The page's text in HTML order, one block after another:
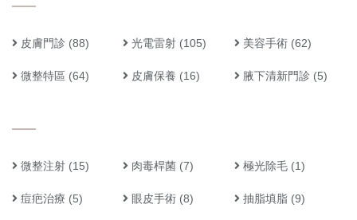
皮膚門診 (88) 光電雷射 (105) 美容手術 (62)
微整特區 (64) 皮膚保養 (16) 腋下清新門診 (5)
微整注射 (15) 肉毒桿菌 (7) 極光除毛 (1)
痘疤治療 (5) 眼皮手術 (8) 抽脂填脂 (9)